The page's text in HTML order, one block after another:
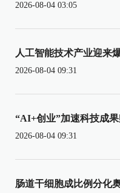
2026-08-04 03:05
人工智能技术产业迎来
2026-08-04 09:31
“AI+创业”加速科技成
2026-08-04 09:31
肠道干细胞成比例分化